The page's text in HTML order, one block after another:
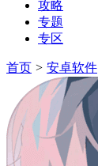
攻略
专题
专区
首页 > 安卓软件